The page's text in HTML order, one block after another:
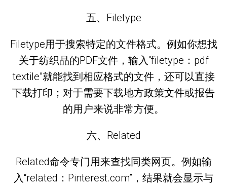
五、Filetype
Filetype用于搜索特定的文件格式。例如你想找
关于纺织品的PDF文件，输入“filetype：pdf
textile”就能找到相应格式的文件，还可以直接
下载打印；对于需要下载地方政策文件或报告
的用户来说非常方便。
六、Related
Related命令专门用来查找同类网页。例如输
入“related：Pinterest.com”，结果就会显示与